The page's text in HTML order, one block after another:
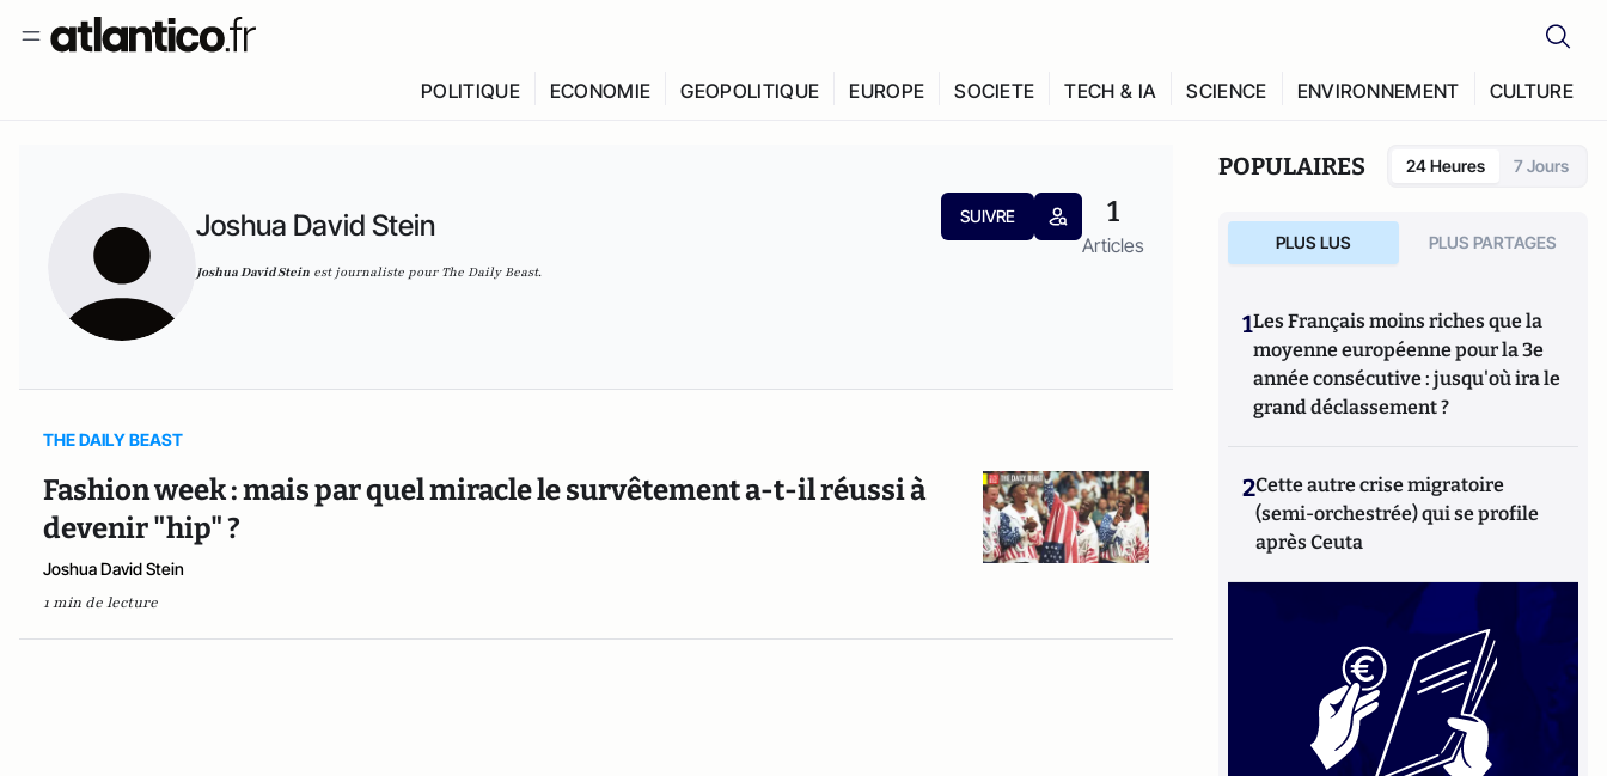
POLITIQUE ECONOMIE GEOPOLITIQUE EUROPE SOCIETE TECH & IA SCIENCE ENVIRONNEMENT CULTURE
Joshua David Stein SUIVRE 1
Articles
Joshua David Stein est journaliste pour The Daily Beast.
THE DAILY BEAST
Fashion week : mais par quel miracle le survêtement a-t-il réussi à
devenir "hip" ?
Joshua David Stein
1 min de lecture
POPULAIRES 24 Heures 7 Jours
PLUS LUS PLUS PARTAGES
1Les Français moins riches que la
moyenne européenne pour la 3e
année consécutive : jusqu'où ira le
grand déclassement ?
2Cette autre crise migratoire
(semi-orchestrée) qui se profile
après Ceuta